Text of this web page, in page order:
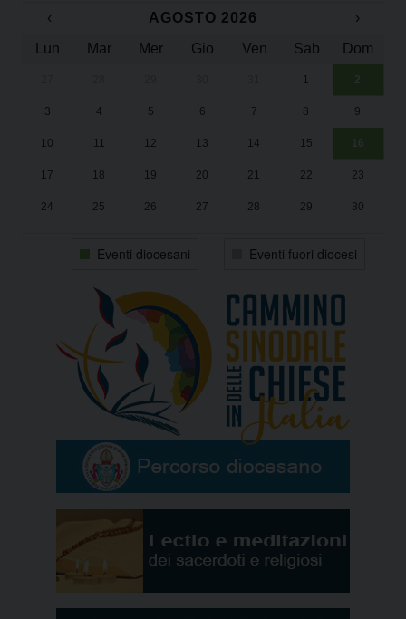
‹ AGOSTO 2026
›
Lun
Mar Mer Gio Ven Sab Dom
1 2
3 4 5 6 7 8 9
10 11 12 13 14 15 16
17 18 19 20 21 22 23
24 25 26 27 28 29 30
Eventi diocesani Eventi fuori diocesi